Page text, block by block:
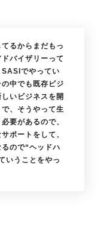
るからまだもっ
バイザリーって
SASIでやってい
中でも既存ビジ
いビジネスを開
、そうやって生
要があるので、
ポートをして、
ので“ヘッドハ
いうことをやっ